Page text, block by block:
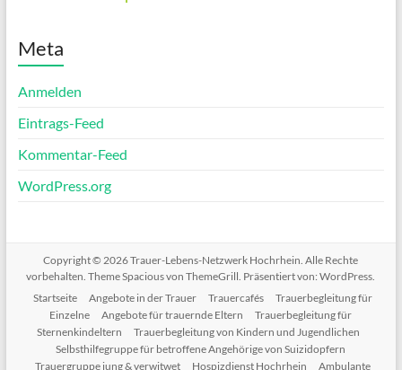
Meta
Anmelden
Eintrags-Feed
Kommentar-Feed
WordPress.org
Copyright © 2026Trauer-Lebens-Netzwerk Hochrhein. Alle Rechte
vorbehalten. ThemeSpaciousvon ThemeGrill. Präsentiert von:WordPress.
Startseite
Angebote in der Trauer Trauercafés
Trauerbegleitung für
Einzelne
Angebote für trauernde Eltern
Trauerbegleitung für
Sternenkindeltern
Trauerbegleitung von Kindern und Jugendlichen
Selbsthilfegruppe für betroffene Angehörige von Suizidopfern
Trauergruppe jung & verwitwet
Hospizdienst Hochrhein Ambulante